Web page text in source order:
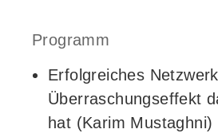
Programm
Erfolgreiches
Überraschungseffekt
hat (Karim Mustaghni)